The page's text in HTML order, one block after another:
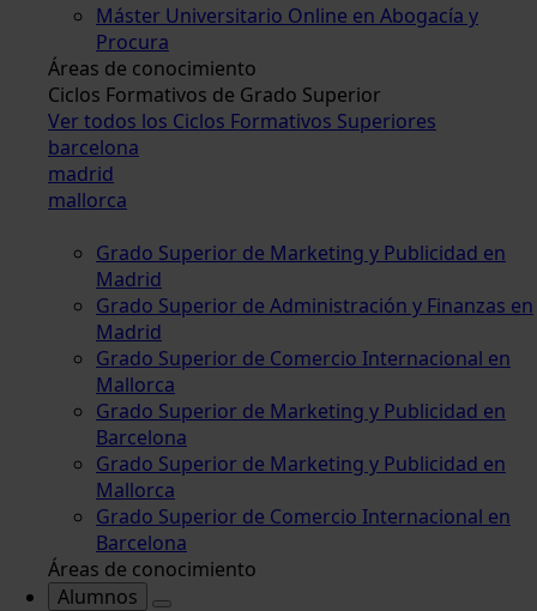
Máster Universitario Online en Abogacía y
Procura
Áreas de conocimiento
Ciclos Formativos de Grado Superior
Ver todos los Ciclos Formativos Superiores
barcelona
madrid
mallorca
Grado Superior de Marketing y Publicidad en
Madrid
Grado Superior de Administración y Finanzas en
Madrid
Grado Superior de Comercio Internacional en
Mallorca
Grado Superior de Marketing y Publicidad en
Barcelona
Grado Superior de Marketing y Publicidad en
Mallorca
Grado Superior de Comercio Internacional en
Barcelona
Áreas de conocimiento
Alumnos